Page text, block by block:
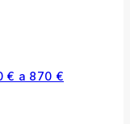
€ a 870 €